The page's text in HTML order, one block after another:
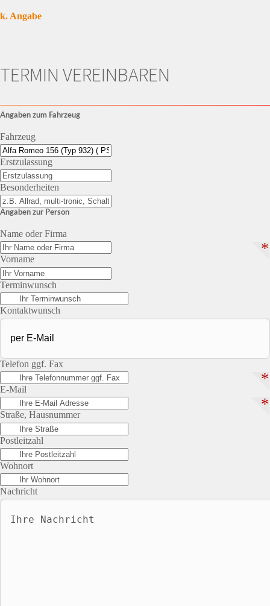
k. Angabe
TERMIN VEREINBAREN
Angaben zum Fahrzeug
Fahrzeug
Erstzulassung
Besonderheiten
Angaben zur Person
Name oder Firma
*
Vorname
Terminwunsch
Kontaktwunsch
Telefon ggf. Fax
*
E-Mail
*
Straße, Hausnummer
Postleitzahl
Wohnort
Nachricht